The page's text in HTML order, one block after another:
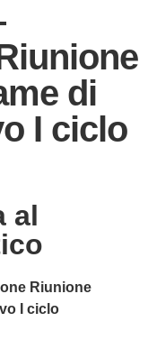
di
I ciclo
al
Riunione
I ciclo